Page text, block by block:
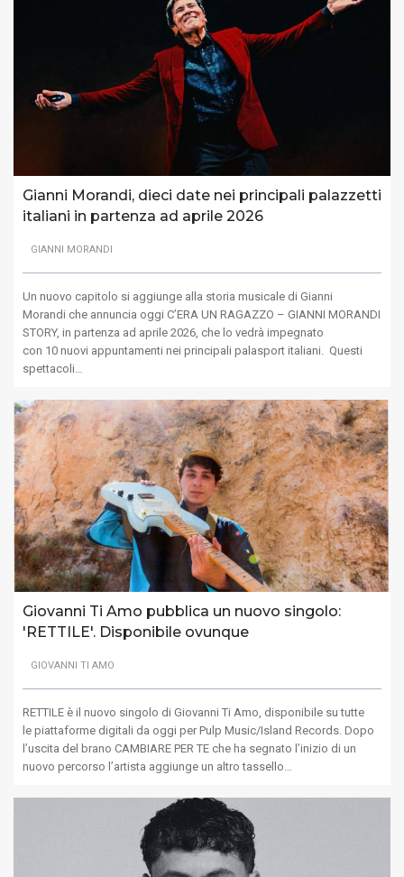
Gianni Morandi, dieci date nei principali palazzetti
italiani in partenza ad aprile 2026
GIANNI MORANDI
Un nuovo capitolo si aggiunge alla storia musicale di Gianni
Morandi che annuncia oggi C’ERA UN RAGAZZO – GIANNI MORANDI
STORY, in partenza ad aprile 2026, che lo vedrà impegnato
con 10 nuovi appuntamenti nei principali palasport italiani. Questi
spettacoli…
Giovanni Ti Amo pubblica un nuovo singolo:
'RETTILE'. Disponibile ovunque
GIOVANNI TI AMO
RETTILE è il nuovo singolo di Giovanni Ti Amo, disponibile su tutte
le piattaforme digitali da oggi per Pulp Music/Island Records. Dopo
l’uscita del brano CAMBIARE PER TE che ha segnato l’inizio di un
nuovo percorso l’artista aggiunge un altro tassello…